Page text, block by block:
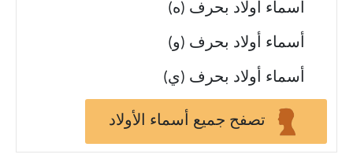
أسماء أولاد بحرف (ه)
أسماء أولاد بحرف (و)
أسماء أولاد بحرف (ي)
تصفح جميع أسماء الأولاد